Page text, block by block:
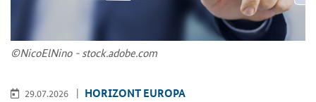
©Ni­co­ElNi­no - stock.adobe.com
29.07.2026 HO­RI­ZONT EU­RO­PA